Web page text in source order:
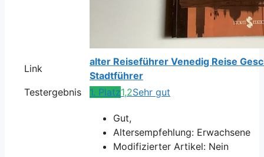
Link
alter Reiseführer Venedig Reise
Stadtführer
Testergebnis
1. Platz1,2Sehr gut
Gut,
Altersempfehlung: Erwachsene
Modifizierter Artikel: Nein